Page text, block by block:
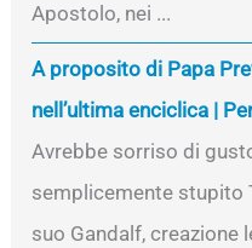
Apostolo, nei ...
A proposito di Papa
nell’ultima enciclica |
Avrebbe sorriso di
semplicemente stupito
suo Gandalf, creazione